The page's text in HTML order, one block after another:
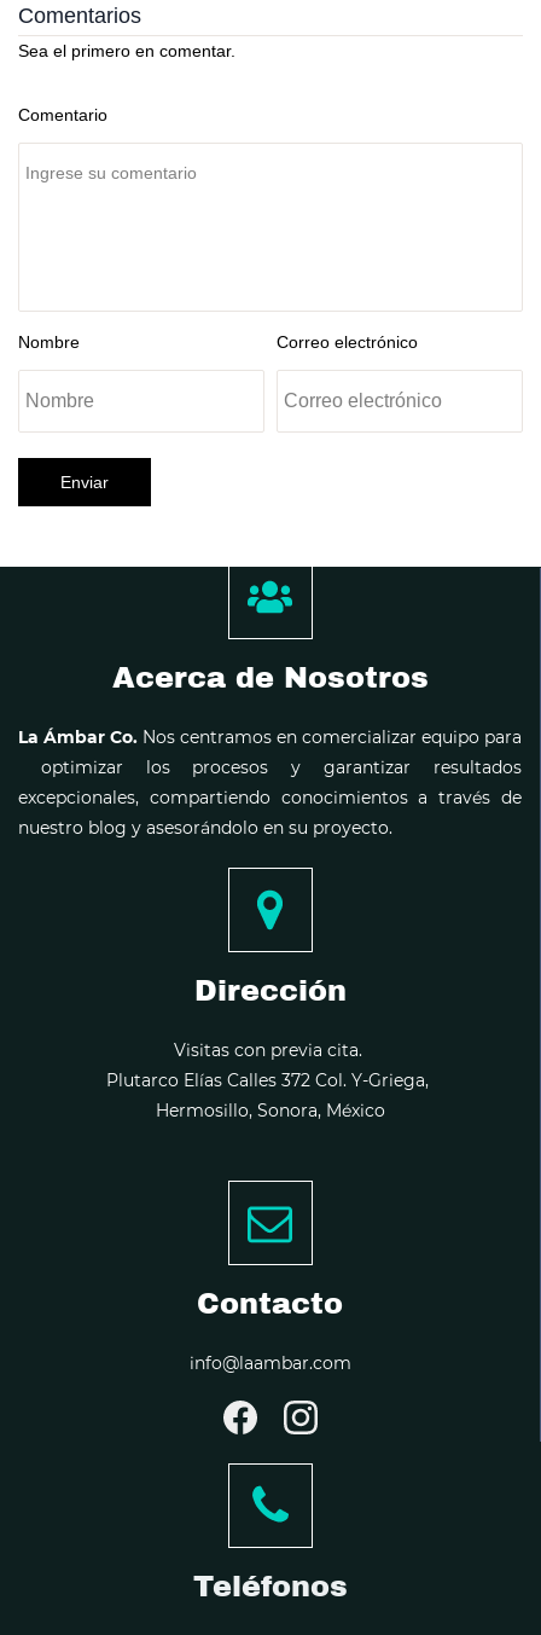
Comentarios
Sea el primero en comentar.
Comentario
Nombre Correo electrónico
Enviar
Acerca de Nosotros
La Ámbar Co. Nos centramos en comercializar equipo para
optimizar los procesos y garantizar resultados
excepcionales, compartiendo conocimientos a través de
nuestro blog y asesorándolo en su proyecto.
Dirección
Visitas con previa cita.
Plutarco Elías Calles 372 Col. Y-Griega,
Hermosillo, Sonora, México
Contacto
info@laambar.com
Teléfonos